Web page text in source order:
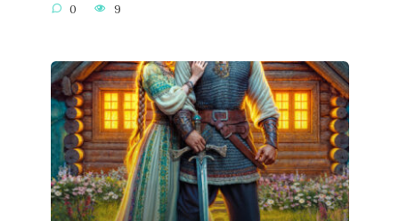
0 9